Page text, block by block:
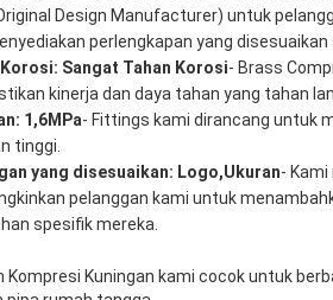
Design Manufacturer) untuk
perlengkapan yang
Sangat Tahan Korosi- Brass
kinerja dan daya tahan yang tahan
1,6MPa- Fittings kami dirancang untuk
tinggi.
yang disesuaikan: Logo,Ukuran-
pelanggan kami untuk
spesifik mereka.
Kompresi Kuningan kami cocok untuk